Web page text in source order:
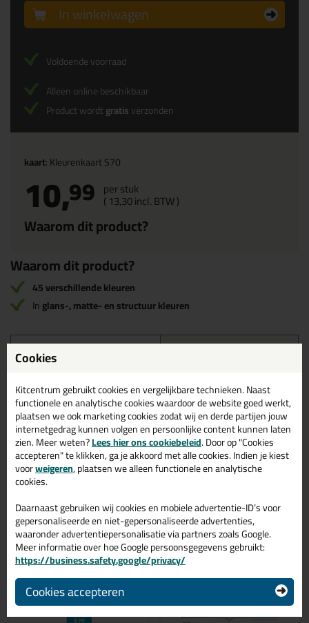
kaart: Kleurenkaart S70
10,99 per stuk
( 13,30incl. BTW )
Waarom dit product?
In winkelwagen
Voldoende voorraad
Alleen online beschikbaar
Product wordtgratisverzonden
Waarom dit product?
45 verschillende kleuren
Inglans-, matte- en structuur kleuren
Omschrijving
Ottoseal S 70 Kleurenkaart
in Kleurenkaart S70
Bestel de Ottoseal S 70 Kleurenkaart in Kleurenkaart S70
vandaag nog! Vandaag besteld = morgen in huis.
Wil je meer weten over de toepassing en kenmerken van dit
product?Lees alles over dit product >
Gerelateerde producten
Cookies
Kitcentrum gebruikt cookies en vergelijkbare technieken. Naast
functionele en analytische cookies waardoor de website goed werkt,
plaatsen we ook marketing cookies zodat wij en derde partijen jouw
internetgedrag kunnen volgen en persoonlijke content kunnen laten
zien. Meer weten?Lees hier ons cookiebeleid. Door op "Cookies
accepteren" te klikken, ga je akkoord met alle cookies. Indien je kiest
voorweigeren, plaatsen we alleen functionele en analytische
cookies.
Daarnaast gebruiken wij cookies en mobiele advertentie-ID’s voor
gepersonaliseerde en niet-gepersonaliseerde advertenties,
waaronder advertentiepersonalisatie via partners zoals Google.
Meer informatie over hoe Google persoonsgegevens gebruikt:
https://business.safety.google/privacy/
Cookies accepteren